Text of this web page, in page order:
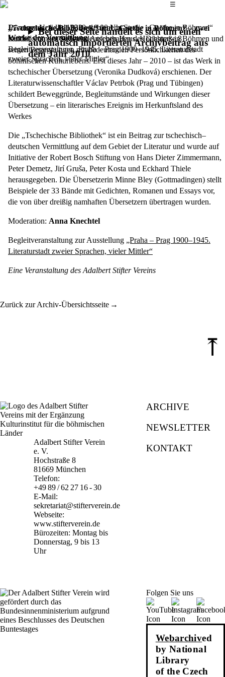
Das
☰
Bei dieser Seite handelt es sich um einen
automatisch importierten Archivbeitrag aus
dem Jahr 2010
„Tschechische Bibliothek“ und „Goethe in Böhmen“ – zwei
Werke der Vermittlung
Begleitveranstaltung „Praha – Prag 1900–1945. Literaturstadt
zweier Sprachen, vieler Mittler“
Johannes Urzidils 1932 erschienene Studie „Goethe in Böhmen“
handelt von den siebzehn Aufenthalten des Dichters in Böhmen und
seinen Begegnungen mit bedeutenden Persönlichkeiten des
böhmischen Kulturlebens. Erst dieses Jahr – 2010 – ist das Werk in
tschechischer Übersetzung (Veronika Dudková) erschienen. Der
Literaturwissenschaftler Václav Petrbok (Prag und Tübingen)
schildert Beweggründe, Begleitumstände und Wirkungen dieser
Übersetzung – ein literarisches Ereignis im Herkunftsland des
Werkes
Die „Tschechische Bibliothek“ ist ein Beitrag zur tschechisch–
deutschen Vermittlung auf dem Gebiet der Literatur und wurde auf
Initiative der Robert Bosch Stiftung von Hans Dieter Zimmermann,
Peter Demetz, Jirí Gruša, Peter Kosta und Eckhard Thiele
herausgegeben. Die Übersetzerin Minne Bley (Gottmadingen) stellt
Beispiele der 33 Bände mit Gedichten, Romanen und Essays vor,
die von über dreißig namhaften Übersetzern übertragen wurden.
Moderation: Anna Knechtel
Begleitveranstaltung zur Ausstellung „Praha – Prag 1900–1945.
Literaturstadt zweier Sprachen, vieler Mittler“
Eine Veranstaltung des Adalbert Stifter Vereins
Donnerstag, 1. Juli 2010,19.00 Uhr
Kulturforum im Sudetendeutschen Haus, Hochstraße 8
Zurück zur Archiv-Übersichtsseite
⤒
Adalbert Stifter Verein
e. V.
Hochstraße 8
81669 München
Telefon:
+49 89 / 62 27 16 - 30
E-Mail:
sekretariat@stifterverein.de
Webseite:
www.stifterverein.de
Bürozeiten: Montag bis
Donnerstag, 9 bis 13
Uhr
ARCHIVE
NEWSLETTER
KONTAKT
Folgen Sie uns
Webarchived
by National
Library
of the Czech